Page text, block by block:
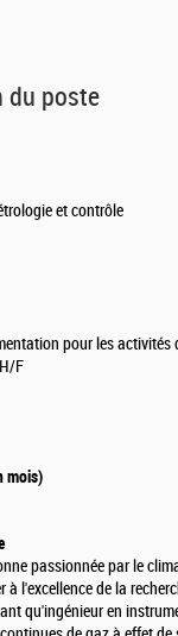
du poste
et contrôle
pour les activités
F
mois)
passionnée par le
à l'excellence de la
qu'ingénieur en